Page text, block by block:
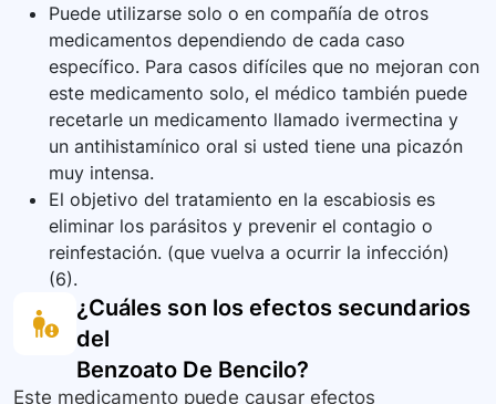
Puede utilizarse solo o en compañía de otros
medicamentos dependiendo de cada caso
específico. Para casos difíciles que no mejoran con
este medicamento solo, el médico también puede
recetarle un medicamento llamado ivermectina y
un antihistamínico oral si usted tiene una picazón
muy intensa.
El objetivo del tratamiento en la escabiosis es
eliminar los parásitos y prevenir el contagio o
reinfestación. (que vuelva a ocurrir la infección)
(6).
¿Cuáles son los efectos secundarios
del
Benzoato De Bencilo?
Este medicamento puede causar efectos